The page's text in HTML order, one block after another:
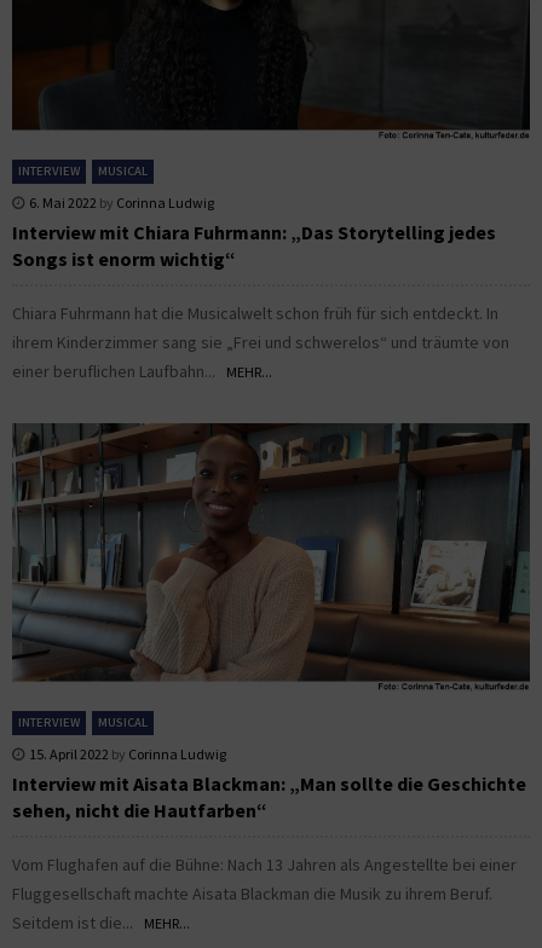
INTERVIEW MUSICAL
6. Mai 2022 by Corinna Ludwig
Interview mit Chiara Fuhrmann: „Das Storytelling jedes
Songs ist enorm wichtig“
Chiara Fuhrmann hat die Musicalwelt schon früh für sich entdeckt. In
ihrem Kinderzimmer sang sie „Frei und schwerelos“ und träumte von
einer beruflichen Laufbahn...
MEHR...
INTERVIEW MUSICAL
15. April 2022 by Corinna Ludwig
Interview mit Aisata Blackman: „Man sollte die Geschichte
sehen, nicht die Hautfarben“
Vom Flughafen auf die Bühne: Nach 13 Jahren als Angestellte bei einer
Fluggesellschaft machte Aisata Blackman die Musik zu ihrem Beruf.
Seitdem ist die...
MEHR...